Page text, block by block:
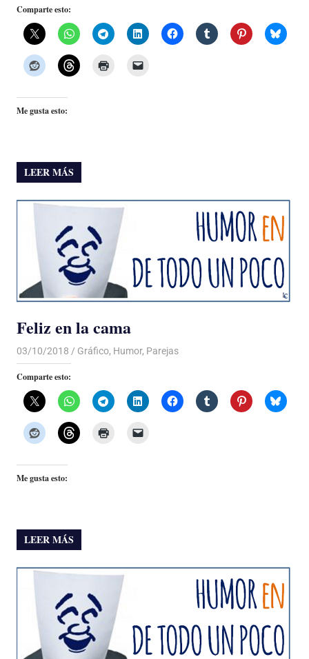
Comparte esto:
Me gusta esto:
LEER MÁS
Feliz en la cama
03/10/2018 De todo un Poco
Gráfico, Humor, Parejas
Comparte esto:
Me gusta esto:
LEER MÁS